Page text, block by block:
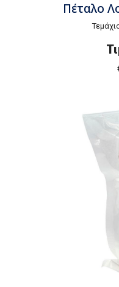
Πέταλο